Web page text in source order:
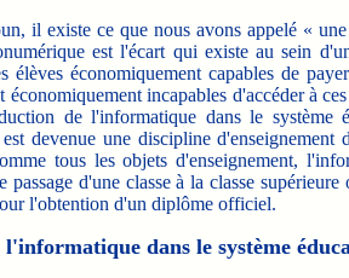
il existe ce que nous avons appelé «
est l'écart qui existe au sein
élèves économiquement capables de
économiquement incapables d'accéder à
de l'informatique dans le système
devenue une discipline
tous les objets d'enseignement,
passage d'une classe à la classe
l'obtention d'un diplôme officiel.
l'informatique dans le système